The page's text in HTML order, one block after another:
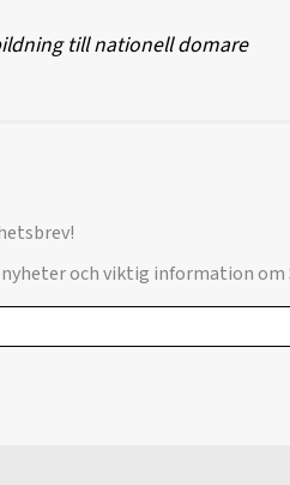
till nationell domare
och viktig information om